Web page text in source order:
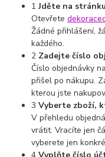
1Jděte na
Otevřete
Žádné přihlášení,
každého.
2 Zadejte číslo
Číslo objednávky
přišel po nákupu.
kterou jste
3Vyberte zboží,
V přehledu
vrátit. Vracíte jen
vyberete jen